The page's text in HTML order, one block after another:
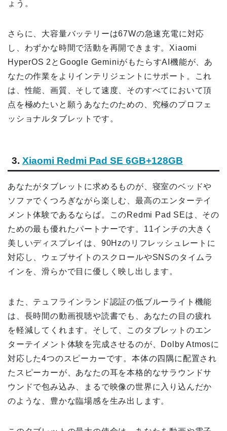
ょう。
さらに、大容量バッテリーは67Wの急速充電に対応
し、わずかな時間で活動を再開できます。Xiaomi
HyperOS 2とGoogle GeminiがもたらすAI機能が、あ
なたの作業をよりインテリジェントにサポート。これ
は、性能、画質、そして速度、そのすべてにおいて頂
点を極めたいと願うあなたのための、究極のプロフェ
ッショナルタブレットです。
3. Xiaomi Redmi Pad SE 6GB+128GB
あなたがタブレットに求めるものが、寝室のベッドや
ソファでくつろぎながら楽しむ、最高のエンターテイ
メント体験であるならば。このRedmi Pad SEは、その
ための最も優れたパートナーです。11インチの大きく
美しいディスプレイは、90Hzのリフレッシュレートに
対応し、ウェブサイトのスクロールやSNSのタイムラ
インを、滑らかで目に優しく映し出します。
また、テュフラインランド認証の低ブルーライト機能
は、長時間の動画視聴や読書でも、あなたの目の疲れ
を軽減してくれます。そして、このタブレットのエン
ターテイメント体験を完成させるのが、Dolby Atmosに
対応した4つのスピーカーです。本体の四隅に配置され
たスピーカーが、あなたの耳を本格的なサラウンドサ
ウンドで包み込み、まるで映像の世界に入り込んだか
のような、豊かな臨場感を生み出します。